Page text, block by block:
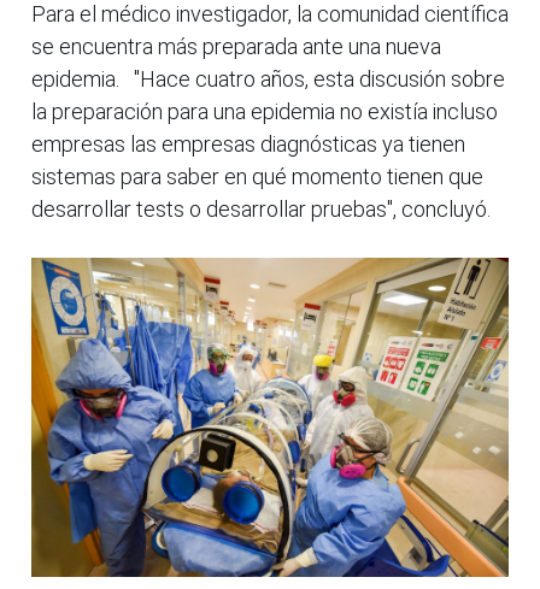
Para el médico investigador, la comunidad científica
se encuentra más preparada ante una nueva
epidemia. "Hace cuatro años, esta discusión sobre
la preparación para una epidemia no existía incluso
empresas las empresas diagnósticas ya tienen
sistemas para saber en qué momento tienen que
desarrollar tests o desarrollar pruebas", concluyó.